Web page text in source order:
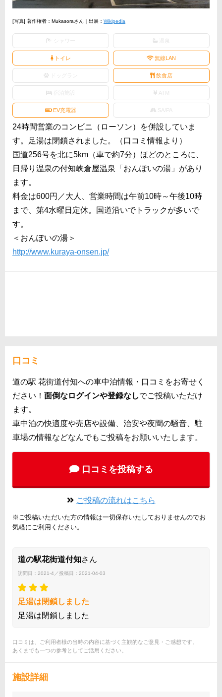
[写真] 著作権者：Mukasoraさん｜出展： Wikipedia
トイレ 無線LAN
ドッグラン 飲食店
宿泊施設 ATM
EV充電器 SA/PA
24時間営業のコンビニ（ローソン）を併設していま
す。足湯は閉鎖されました。（口コミ情報より）
国道256号を北に5km（車で約7分）ほどのところに、
日帰り温泉の付知峡倉屋温泉「おんぽいの湯」があり
ます。
料金は600円／大人、営業時間は午前10時～午後10時
まで、第4水曜日定休。国道沿いでトラックが多いで
す。
＜おんぽいの湯＞
http://www.kuraya-onsen.jp/
口コミ
道の駅 花街道付知への車中泊情報・口コミをお寄せく
ださい！ 面倒なログインや登録なしでご投稿いただけ
ます。
車中泊の快適度や売店や設備、治安や夜間の騒音、駐
車場の情報などなんでもご投稿をお願いいたします。
口コミを投稿する
ご投稿の流れはこちら
※ご投稿いただいた方の情報は一切保存いたしておりませんのでお
気軽にご利用ください。
道の駅花街道付知さん
訪問日：2021-4／投稿日：2021-04-03
足湯は閉鎖しました
足湯は閉鎖しました
口コミは、ご利用者様の当時の内容に基づく主観的なご意見・ご感想です。
あくまでも一つの参考としてご活用ください。
施設詳細